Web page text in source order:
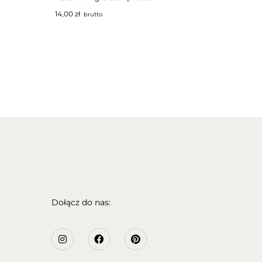
14,00 złbrutto
Dołącz do nas: